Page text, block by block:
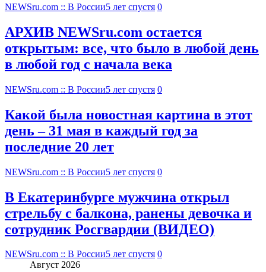
NEWSru.com :: В России5 лет спустя 0
АРХИВ NEWSru.com остается
открытым: все, что было в любой день
в любой год с начала века
NEWSru.com :: В России5 лет спустя 0
Какой была новостная картина в этот
день – 31 мая в каждый год за
последние 20 лет
NEWSru.com :: В России5 лет спустя 0
В Екатеринбурге мужчина открыл
стрельбу с балкона, ранены девочка и
сотрудник Росгвардии (ВИДЕО)
NEWSru.com :: В России5 лет спустя 0
Август 2026